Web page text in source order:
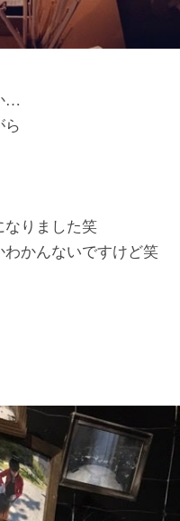
…
ら
なりました笑
かんないですけど笑